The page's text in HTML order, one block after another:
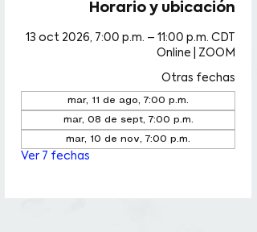
Horario y ubicación
13 oct 2026, 7:00 p.m. – 11:00 p.m. CDT
Online | ZOOM
Otras fechas
mar, 11 de ago, 7:00 p.m.
mar, 08 de sept, 7:00 p.m.
mar, 10 de nov, 7:00 p.m.
Ver 7 fechas